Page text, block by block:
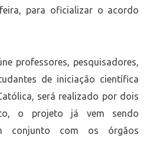
para oficializar o acordo
professores, pesquisadores,
de iniciação científica
será realizado por dois
o projeto já vem sendo
conjunto com os órgãos